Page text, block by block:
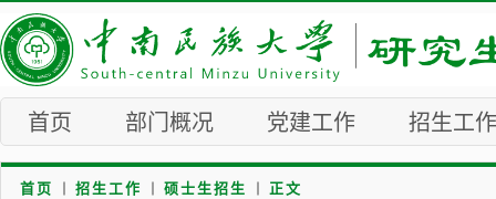
首页 部门概况 党建工作 招生工作
首页 招生工作 硕士生招生 正文